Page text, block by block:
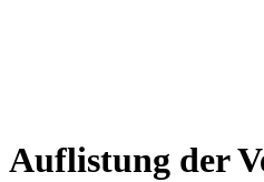
Auflistung der